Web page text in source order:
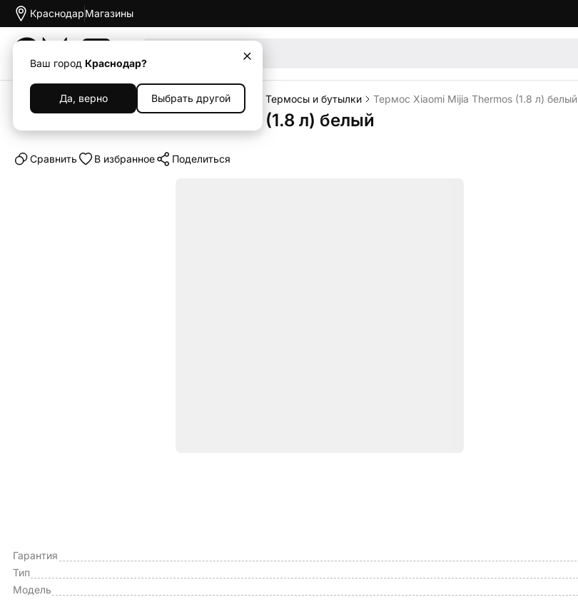
Краснодар
Ваш город Краснодар?
Да, верно Выбрать другой
Магазины
Каталог Гаджеты Товары для дома Термосы и бутылки Термос Xiaomi Mijia Thermos (1.8 л) белый
Термос Xiaomi Mijia Thermos (1.8 л) белый
Cравнить В избранное Поделиться
Гарантия
Тип
Модель